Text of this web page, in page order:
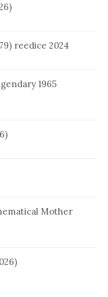
reedice 2024
1965
Mother